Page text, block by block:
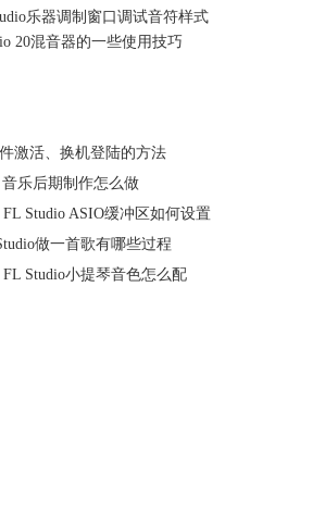
在GoldWave音频窗口设置“开始标记”以及“结
项剪辑歌曲片段。剪辑后，在控制面板播放剪
些音频片段拼接起来，建议还是在
使用“复制”“粘贴”功能，就能将音频片段拼接
会衔接得不够自然，此时我们可以使用
功能对两段音频的连接处作更为自然的处理。
末设置“淡出”，在第二段音频开头设置“淡
乐器调制窗口调试音符样式
20混音器的一些使用技巧
激活、换机登陆的方法
乐后期制作怎么做
Studio ASIO缓冲区如何设置
做一首歌有哪些过程
Studio小提琴音色怎么配